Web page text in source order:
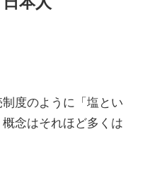
度のように「塩とい
念はそれほど多くは